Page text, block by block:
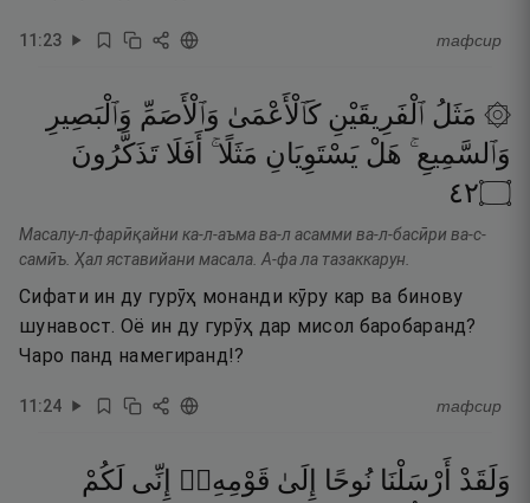
11:23 тафсир
۞ مَثَلُ ٱلْفَرِيقَيْنِ كَٱلْأَعْمَىٰ وَٱلْأَصَمِّ وَٱلْبَصِيرِ
وَٱلسَّمِيعِ ۚ هَلْ يَسْتَوِيَانِ مَثَلًا ۚ أَفَلَا تَذَكَّرُونَ
۝٢٤
Масалу-л-фарӣқайни ка-л-аъма ва-л асамми ва-л-басӣри ва-с-
самӣъ. Ҳал яставийани масала. А-фа ла тазаккарун.
Сифати ин ду гурӯҳ монанди кӯру кар ва бинову
шунавост. Оё ин ду гурӯҳ дар мисол баробаранд?
Чаро панд намегиранд!?
11:24 тафсир
وَلَقَدْ أَرْسَلْنَا نُوحًا إِلَىٰ قَوْمِهِۦٓ إِنِّى لَكُمْ